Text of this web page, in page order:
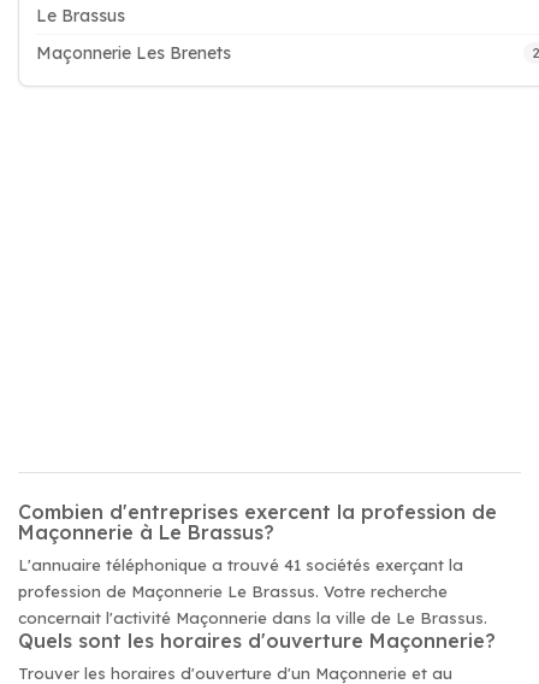
Le Brassus
Maçonnerie Les Brenets
2
Combien d'entreprises exercent la profession de
Maçonnerie à Le Brassus?
L'annuaire téléphonique a trouvé 41 sociétés exerçant la
profession de Maçonnerie Le Brassus. Votre recherche
concernait l'activité Maçonnerie dans la ville de Le Brassus.
Quels sont les horaires d'ouverture Maçonnerie?
Trouver les horaires d'ouverture d'un Maçonnerie et au